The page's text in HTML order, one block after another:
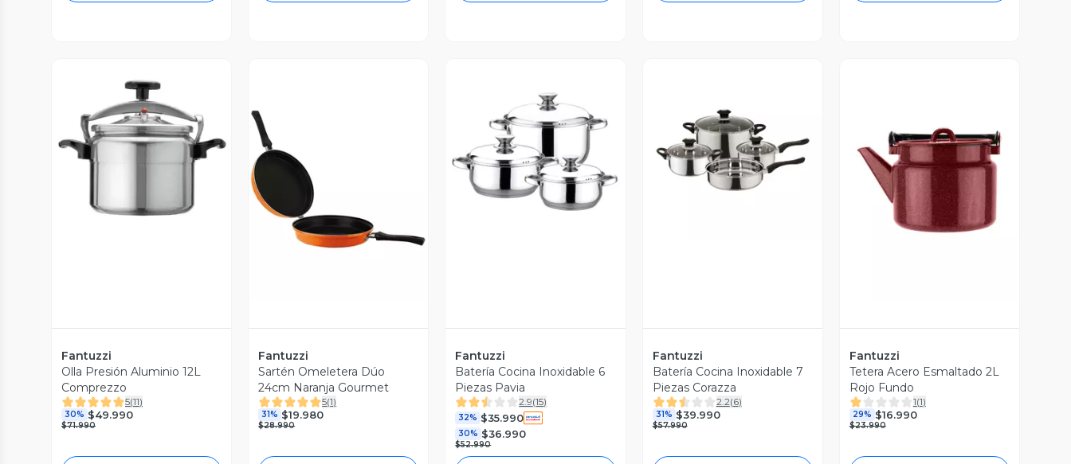
Vista Previa
Fantuzzi
Olla Presión Aluminio 12L
Comprezzo
5(11)
30% $49.990
$71.990
Vista Previa
Fantuzzi
Sartén Omeletera Dúo
24cm Naranja Gourmet
5(1)
31% $19.980
$28.990
Vista Previa
Fantuzzi
Batería Cocina Inoxidable 6
Piezas Pavia
2.9(15)
32% $35.990
30% $36.990
$52.990
Vista Previa
Fantuzzi
Batería Cocina Inoxidable 7
Piezas Corazza
2.2(6)
31% $39.990
$57.990
Vista Previa
Fantuzzi
Tetera Acero Esmaltado 2L
Rojo Fundo
1(1)
29% $16.990
$23.990